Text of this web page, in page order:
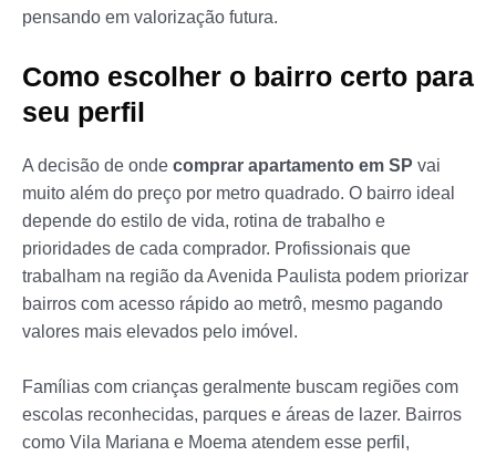
pensando em valorização futura.
Como escolher o bairro certo para
seu perfil
A decisão de onde comprar apartamento em SP vai
muito além do preço por metro quadrado. O bairro ideal
depende do estilo de vida, rotina de trabalho e
prioridades de cada comprador. Profissionais que
trabalham na região da Avenida Paulista podem priorizar
bairros com acesso rápido ao metrô, mesmo pagando
valores mais elevados pelo imóvel.
Famílias com crianças geralmente buscam regiões com
escolas reconhecidas, parques e áreas de lazer. Bairros
como Vila Mariana e Moema atendem esse perfil,